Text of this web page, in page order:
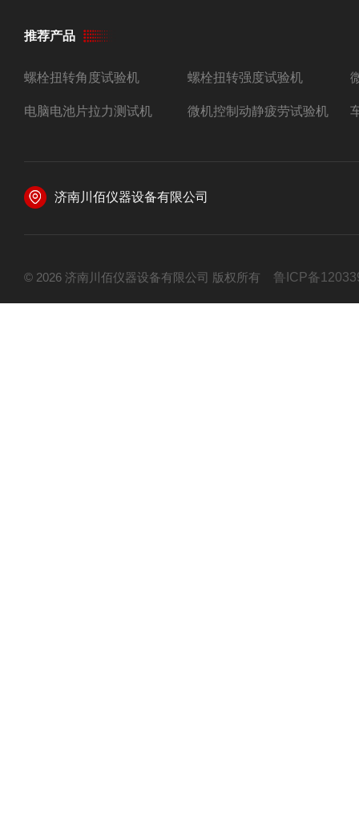
推荐产品
螺栓扭转角度试验机 螺栓扭转强度试验机
电脑电池片拉力测试机 微机控制动静疲劳试验机
济南川佰仪器设备有限公司
© 2026 济南川佰仪器设备有限公司 版权所有 鲁ICP备